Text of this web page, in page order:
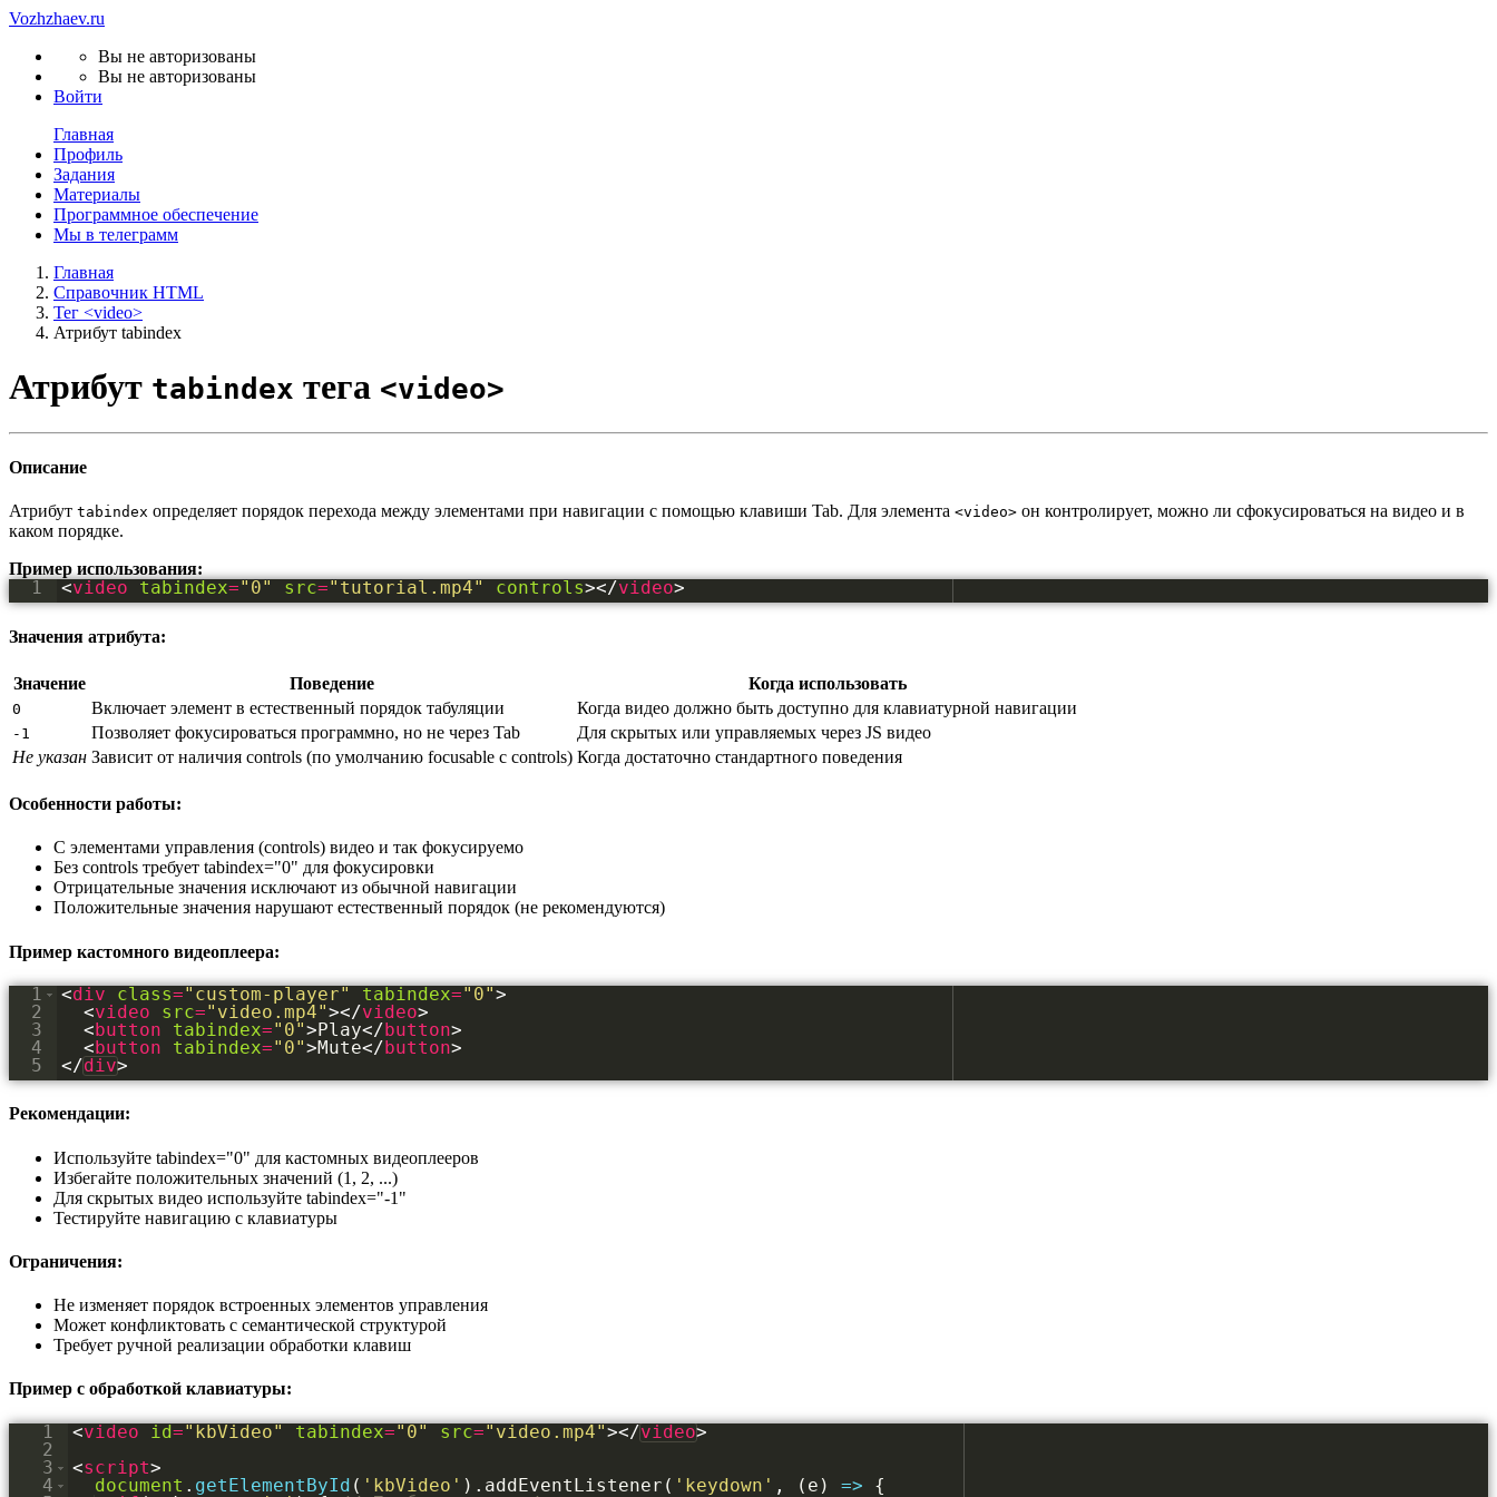
Vozhzhaev.ru
Вы не авторизованы
Вы не авторизованы
Войти
Главная
Профиль
Задания
Материалы
Программное обеспечение
Мы в телеграмм
Главная
Cправочник HTML
Тег <video>
Атрибут tabindex
Атрибут tabindex тега <video>
Описание
Атрибут tabindex определяет порядок перехода между элементами при навигации с помощью клавиши Tab. Для элемента <video> он контролирует, можно ли сфокусироваться на видео и в
каком порядке.
Пример использования:
1 <video tabindex="0" src="tutorial.mp4" controls></video>
Значения атрибута:
Значение Поведение Когда использовать
0 Включает элемент в естественный порядок табуляции Когда видео должно быть доступно для клавиатурной навигации
-1 Позволяет фокусироваться программно, но не через Tab
Для скрытых или управляемых через JS видео
Не указан Зависит от наличия controls (по умолчанию focusable с controls) Когда достаточно стандартного поведения
Особенности работы:
С элементами управления (controls) видео и так фокусируемо
Без controls требует tabindex="0" для фокусировки
Отрицательные значения исключают из обычной навигации
Положительные значения нарушают естественный порядок (не рекомендуются)
Пример кастомного видеоплеера:
1
2
3
4
5
<div class="custom-player" tabindex="0">
<video src="video.mp4"></video>
<button tabindex="0">Play</button>
<button tabindex="0">Mute</button>
</div>
Рекомендации:
Используйте tabindex="0" для кастомных видеоплееров
Избегайте положительных значений (1, 2, ...)
Для скрытых видео используйте tabindex="-1"
Тестируйте навигацию с клавиатуры
Ограничения:
Не изменяет порядок встроенных элементов управления
Может конфликтовать с семантической структурой
Требует ручной реализации обработки клавиш
Пример с обработкой клавиатуры:
1
2
3
4
<video id="kbVideo" tabindex="0" src="video.mp4"></video>
<script>
document . getElementById ( 'kbVideo' ) . addEventListener ( 'keydown' , ( e ) =>
{